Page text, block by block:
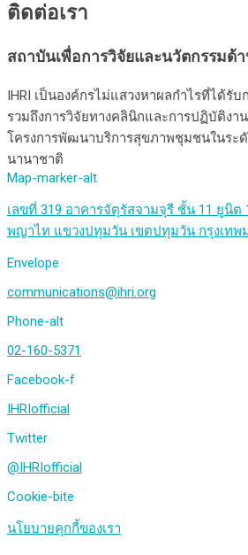
ติดต่อเรา
สถาบันเพื่อการวิจัยและนวัตกรรมด้
IHRI เป็นองค์กรไม่แสวงหาผลกำไรที่ได้รั
รวมถึงการวิจัยทางคลินิกและการปฏิบัติงา
โครงการพัฒนาบริการสุขภาพชุมชนในระ
นานาชาติ
Map-marker-alt
เลขที่ 319 อาคารจัตุรัสจามจุรี ชั้น 11 ยูนิต
พญาไท แขวงปทุมวัน เขตปทุมวัน กรุงเทพ
Envelope
communications@ihri.org
Phone-alt
02-160-5371
Facebook-f
IHRIofficial
Twitter
@IHRIofficial
Cookie-bite
นโยบายคุกกี้ของเรา